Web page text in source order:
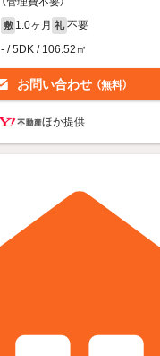
敷 1.0ヶ月 礼 不要
- / 5DK / 106.52㎡
お問い合わせ （無料）
ほか提供